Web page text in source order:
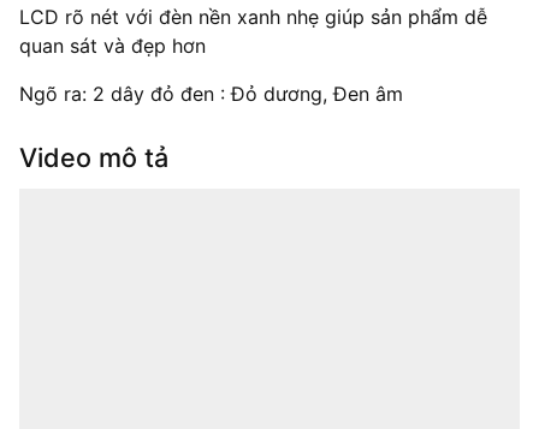
LCD rõ nét với đèn nền xanh nhẹ giúp sản phẩm dễ
quan sát và đẹp hơn
Ngõ ra: 2 dây đỏ đen : Đỏ dương, Đen âm
Video mô tả